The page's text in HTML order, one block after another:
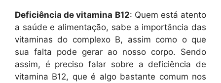
Deficiência de vitamina B12: Quem está atento
a saúde e alimentação, sabe a importância das
vitaminas do complexo B, assim como o que
sua falta pode gerar ao nosso corpo. Sendo
assim, é preciso falar sobre a deficiência de
vitamina B12, que é algo bastante comum nos